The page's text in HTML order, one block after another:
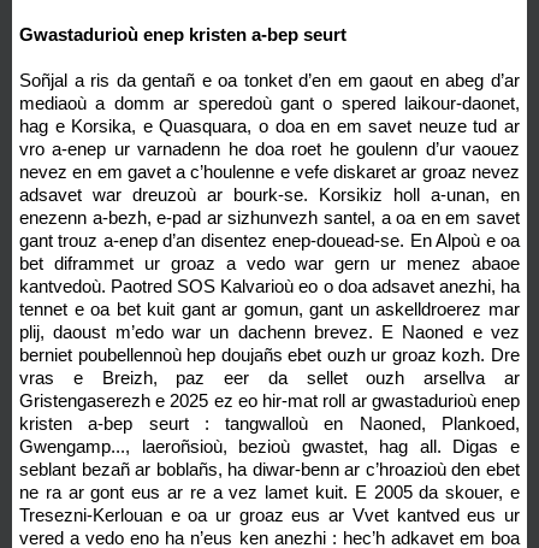
Gwastadurioù enep kristen a-bep seurt
Soñjal a ris da gentañ e oa tonket d’en em gaout en abeg d’ar
mediaoù a domm ar speredoù gant o spered laikour-daonet,
hag e Korsika, e Quasquara, o doa en em savet neuze tud ar
vro a-enep ur varnadenn he doa roet he goulenn d’ur vaouez
nevez en em gavet a c’houlenne e vefe diskaret ar groaz nevez
adsavet war dreuzoù ar bourk-se. Korsikiz holl a-unan, en
enezenn a-bezh, e-pad ar sizhunvezh santel, a oa en em savet
gant trouz a-enep d’an disentez enep-douead-se. En Alpoù e oa
bet diframmet ur groaz a vedo war gern ur menez abaoe
kantvedoù. Paotred SOS Kalvarioù eo o doa adsavet anezhi, ha
tennet e oa bet kuit gant ar gomun, gant un askelldroerez mar
plij, daoust m’edo war un dachenn brevez. E Naoned e vez
berniet poubellennoù hep doujañs ebet ouzh ur groaz kozh. Dre
vras e Breizh, paz eer da sellet ouzh arsellva ar
Gristengaserezh e 2025 ez eo hir-mat roll ar gwastadurioù enep
kristen a-bep seurt : tangwalloù en Naoned, Plankoed,
Gwengamp..., laeroñsioù, bezioù gwastet, hag all. Digas e
seblant bezañ ar boblañs, ha diwar-benn ar c’hroazioù den ebet
ne ra ar gont eus ar re a vez lamet kuit. E 2005 da skouer, e
Tresezni-Kerlouan e oa ur groaz eus ar Vvet kantved eus ur
vered a vedo eno ha n’eus ken anezhi : hec’h adkavet em boa